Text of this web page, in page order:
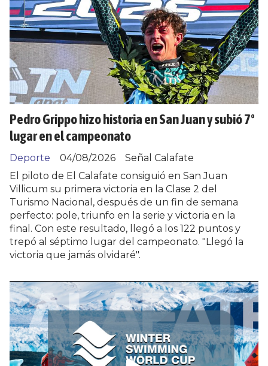
Pedro Grippo hizo historia en San Juan y subió 7º
lugar en el campeonato
Señal Calafate
Deporte
04/08/2026
El piloto de El Calafate consiguió en San Juan
Villicum su primera victoria en la Clase 2 del
Turismo Nacional, después de un fin de semana
perfecto: pole, triunfo en la serie y victoria en la
final. Con este resultado, llegó a los 122 puntos y
trepó al séptimo lugar del campeonato. "Llegó la
victoria que jamás olvidaré".